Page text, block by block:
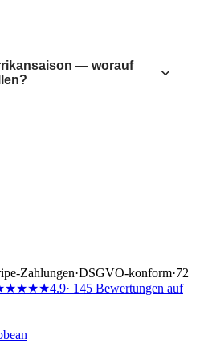
— worauf
Zahlungen·DSGVO-konform·72
4.9· 145 Bewertungen auf